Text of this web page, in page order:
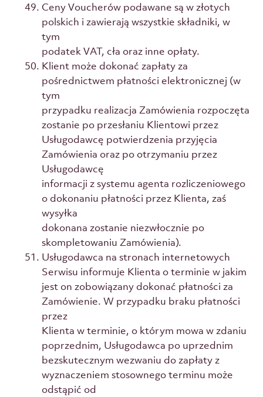
Ceny Voucherów podawane są w złotych
polskich i zawierają wszystkie składniki, w
tym
podatek VAT, cła oraz inne opłaty.
Klient może dokonać zapłaty za
pośrednictwem płatności elektronicznej (w
tym
przypadku realizacja Zamówienia rozpoczęta
zostanie po przesłaniu Klientowi przez
Usługodawcę potwierdzenia przyjęcia
Zamówienia oraz po otrzymaniu przez
Usługodawcę
informacji z systemu agenta rozliczeniowego
o dokonaniu płatności przez Klienta, zaś
wysyłka
dokonana zostanie niezwłocznie po
skompletowaniu Zamówienia).
Usługodawca na stronach internetowych
Serwisu informuje Klienta o terminie w jakim
jest on zobowiązany dokonać płatności za
Zamówienie. W przypadku braku płatności
przez
Klienta w terminie, o którym mowa w zdaniu
poprzednim, Usługodawca po uprzednim
bezskutecznym wezwaniu do zapłaty z
wyznaczeniem stosownego terminu może
odstąpić od